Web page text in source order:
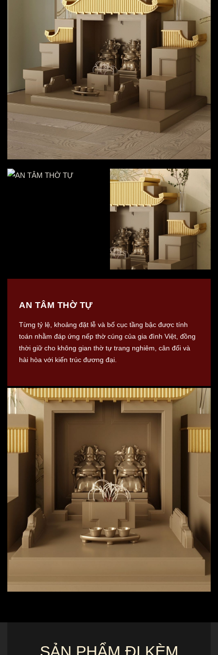
AN TÂM THỜ TỰ
Từng tỷ lệ, khoảng đặt lễ và bố cục tầng bậc được tính
toán nhằm đáp ứng nếp thờ cúng của gia đình Việt, đồng
thời giữ cho không gian thờ tự trang nghiêm, cân đối và
hài hòa với kiến trúc đương đại.